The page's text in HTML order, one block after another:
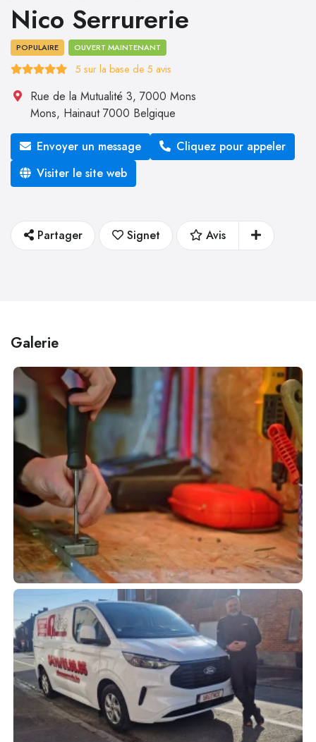
Nico Serrurerie
POPULAIRE OUVERT MAINTENANT
5 sur la base de 5 avis
Rue de la Mutualité 3, 7000 Mons
Mons, Hainaut 7000 Belgique
Envoyer un message
Cliquez pour appeler
Visiter le site web
Partager Signet Avis
Galerie